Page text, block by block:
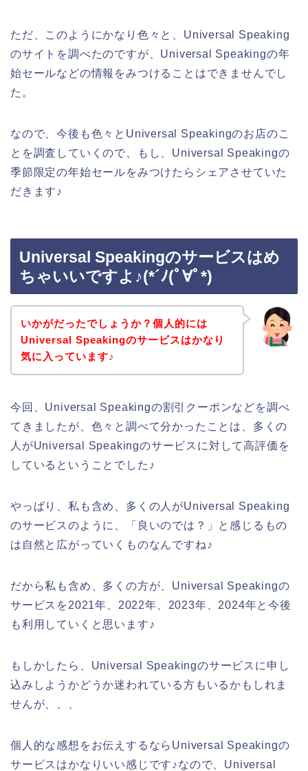
ただ、このようにかなり色々と、Universal Speaking
のサイトを調べたのですが、Universal Speakingの年
始セールなどの情報をみつけることはできませんでし
た。
なので、今後も色々とUniversal Speakingのお店のこ
とを調査していくので、もし、Universal Speakingの
季節限定の年始セールをみつけたらシェアさせていた
だきます♪
Universal Speakingのサービスはめ
ちゃいいですよ♪(*´ﾉ(ﾟ∀ﾟ*)
いかがだったでしょうか？個人的には
Universal Speakingのサービスはかなり
気に入っています♪
今回、Universal Speakingの割引クーポンなどを調べ
てきましたが、色々と調べて分かったことは、多くの
人がUniversal Speakingのサービスに対して高評価を
しているということでした♪
やっぱり、私も含め、多くの人がUniversal Speaking
のサービスのように、「良いのでは？」と感じるもの
は自然と広がっていくものなんですね♪
だから私も含め、多くの方が、Universal Speakingの
サービスを2021年、2022年、2023年、2024年と今後
も利用していくと思います♪
もしかしたら、Universal Speakingのサービスに申し
込みしようかどうか迷われている方もいるかもしれま
せんが、、、
個人的な感想をお伝えするならUniversal Speakingの
サービスはかなりいい感じです♪なので、Universal